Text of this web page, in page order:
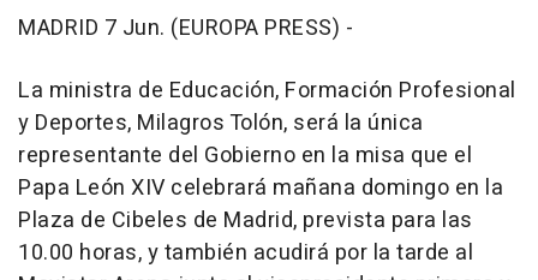
MADRID 7 Jun. (EUROPA PRESS) -
La ministra de Educación, Formación Profesional
y Deportes, Milagros Tolón, será la única
representante del Gobierno en la misa que el
Papa León XIV celebrará mañana domingo en la
Plaza de Cibeles de Madrid, prevista para las
10.00 horas, y también acudirá por la tarde al